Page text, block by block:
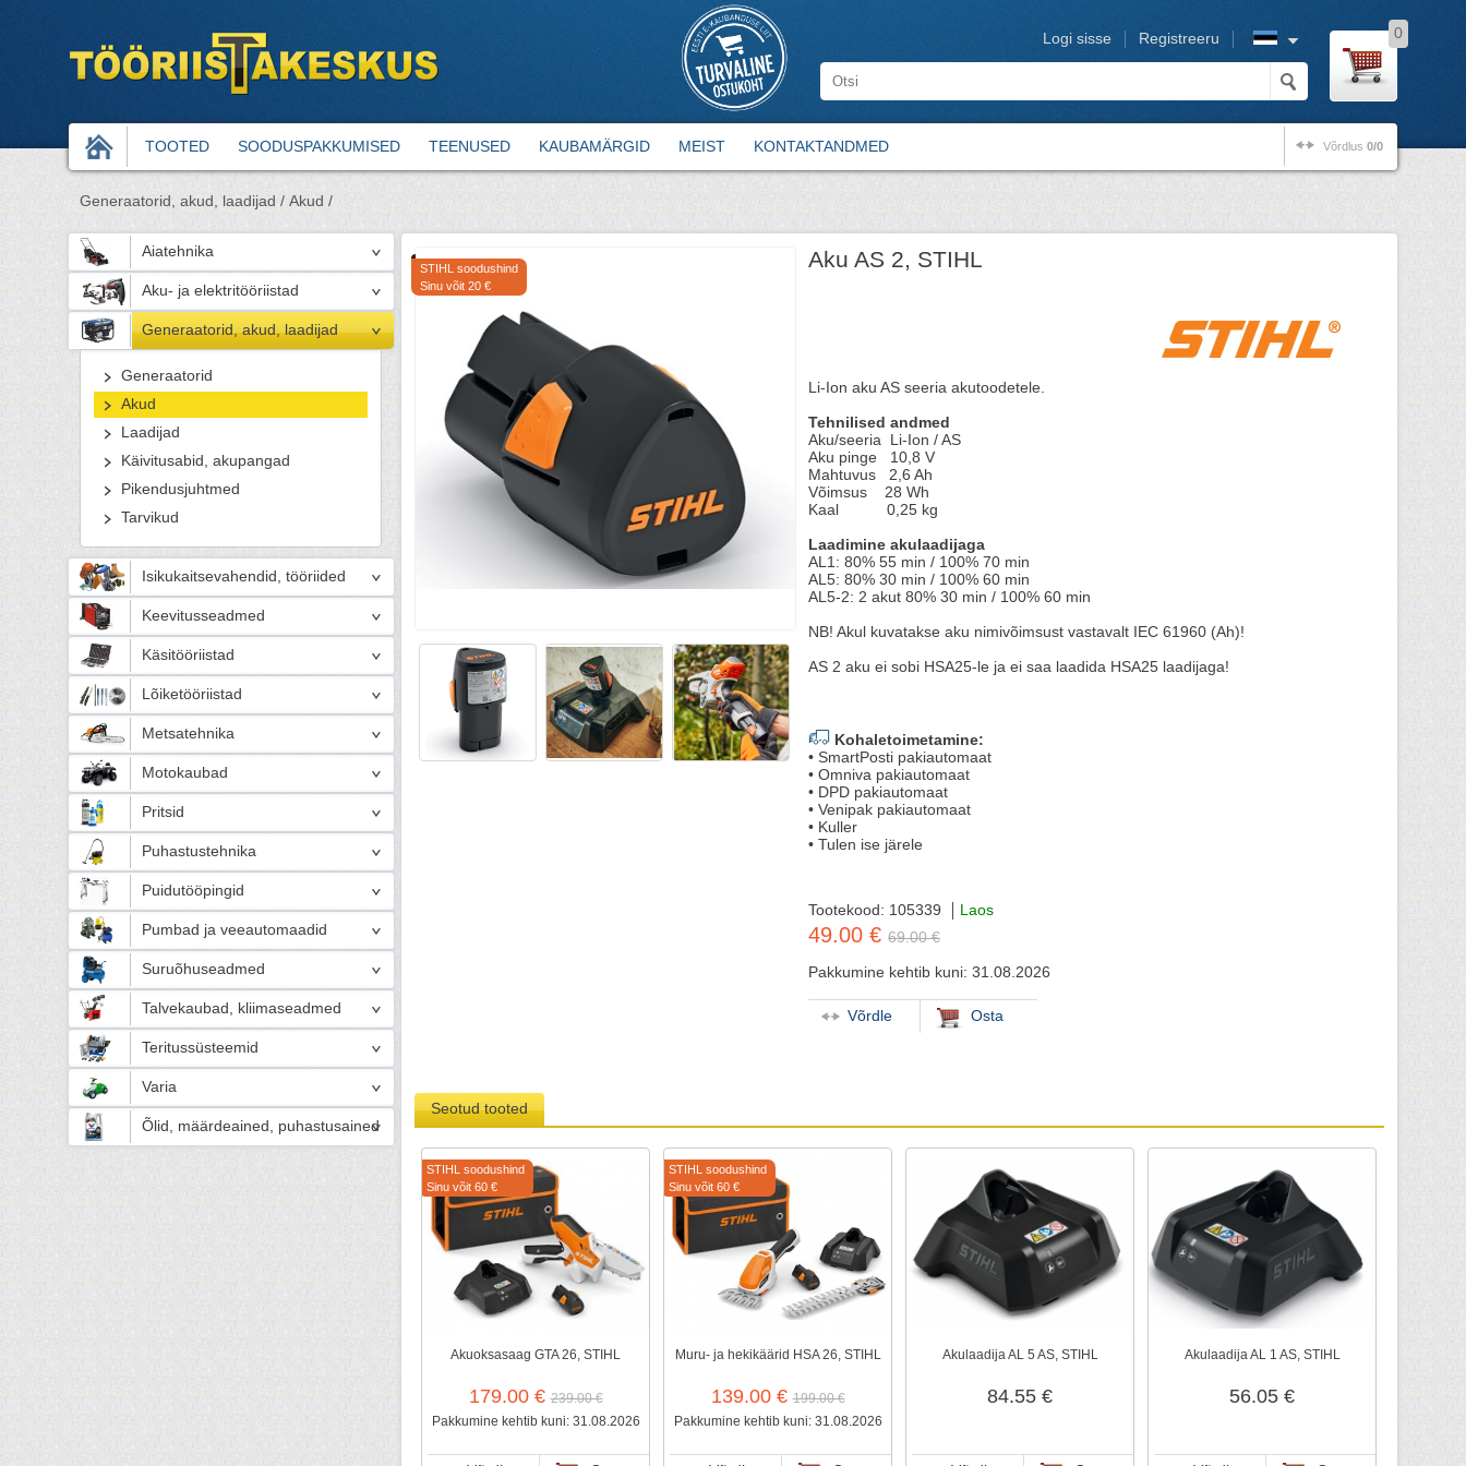
Registreeru
Logi sisse 0
TOOTED SOODUSPAKKUMISED TEENUSED KAUBAMÄRGID MEIST KONTAKTANDMED Võrdlus 0/0
Generaatorid, akud, laadijad / Akud /
Aiatehnika
Aku- ja elektritööriistad
Generaatorid, akud, laadijad
Generaatorid
Akud
Laadijad
Käivitusabid, akupangad
Pikendusjuhtmed
Tarvikud
Isikukaitsevahendid, tööriided
Keevitusseadmed
Käsitööriistad
Lõiketööriistad
Metsatehnika
Motokaubad
Pritsid
Puhastustehnika
Puidutööpingid
Pumbad ja veeautomaadid
Suruõhuseadmed
Talvekaubad, kliimaseadmed
Teritussüsteemid
Varia
Õlid, määrdeained, puhastusained
STIHL soodushind
Sinu võit 20 €
Aku AS 2, STIHL
Li-Ion aku AS seeria akutoodetele.
Tehnilised andmed
Aku/seeria
Li-Ion / AS
Aku pinge 10,8 V
Mahtuvus 2,6 Ah
Võimsus 28 Wh
Kaal 0,25 kg
Laadimine akulaadijaga
AL1: 80% 55 min / 100% 70 min
AL5: 80% 30 min / 100% 60 min
AL5-2: 2 akut 80% 30 min / 100% 60 min
NB! Akul kuvatakse aku nimivõimsust vastavalt IEC 61960 (Ah)!
AS 2 aku ei sobi HSA25-le ja ei saa laadida HSA25 laadijaga!
Kohaletoimetamine:
• SmartPosti pakiautomaat
• Omniva pakiautomaat
• DPD pakiautomaat
• Venipak pakiautomaat
• Kuller
• Tulen ise järele
Tootekood: 105339 Laos
49.00 € 69.00 €
Pakkumine kehtib kuni: 31.08.2026
Võrdle Osta
Seotud tooted
STIHL soodushind
Sinu võit 60 €
Akuoksasaag GTA 26, STIHL
179.00 €239.00 €
Pakkumine kehtib kuni: 31.08.2026
STIHL soodushind
Sinu võit 60 €
Muru- ja hekikäärid HSA 26, STIHL
139.00 €199.00 €
Pakkumine kehtib kuni: 31.08.2026
Akulaadija AL 5 AS, STIHL
84.55 €
Akulaadija AL 1 AS, STIHL
56.05 €